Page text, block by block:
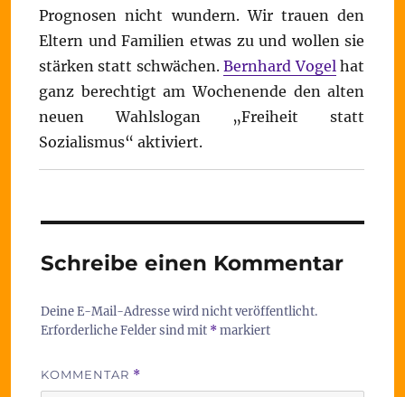
Prognosen nicht wundern. Wir trauen den
Eltern und Familien etwas zu und wollen sie
stärken statt schwächen.Bernhard Vogelhat
ganz berechtigt am Wochenende den alten
neuen Wahlslogan „Freiheit statt
Sozialismus“ aktiviert.
Schreibe einen Kommentar
Deine E-Mail-Adresse wird nicht veröffentlicht.
Erforderliche Felder sind mit *markiert
KOMMENTAR *